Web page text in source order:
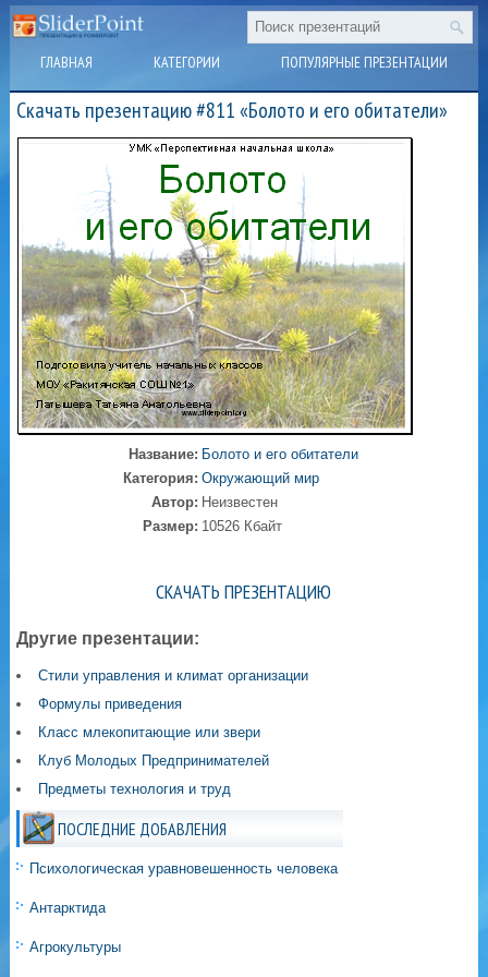
ГЛАВНАЯ КАТЕГОРИИ ПОПУЛЯРНЫЕ ПРЕЗЕНТАЦИИ
Скачать презентацию #811 «Болото и его обитатели»
Название: Болото и его обитатели
Категория: Окружающий мир
Автор: Неизвестен
Размер: 10526 Кбайт
СКАЧАТЬ ПРЕЗЕНТАЦИЮ
Другие презентации:
Стили управления и климат организации
Формулы приведения
Класс млекопитающие или звери
Клуб Молодых Предпринимателей
Предметы технология и труд
ПОСЛЕДНИЕ ДОБАВЛЕНИЯ
Психологическая уравновешенность человека
Антарктида
Агрокультуры